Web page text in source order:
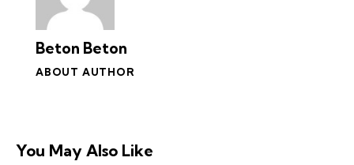
Beton Beton
ABOUT AUTHOR
You May Also Like